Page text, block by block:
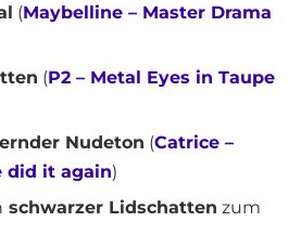
(Maybelline – Master Drama
(P2 – Metal Eyes in Taupe
Nudeton (Catrice –
did it again)
schwarzer Lidschatten zum